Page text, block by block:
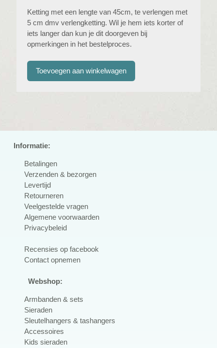
Ketting met een lengte van 45cm, te verlengen met
5 cm dmv verlengketting. Wil je hem iets korter of
iets langer dan kun je dit doorgeven bij
opmerkingen in het bestelproces.
Informatie:
Betalingen
Verzenden & bezorgen
Levertijd
Retourneren
Veelgestelde vragen
Algemene voorwaarden
Privacybeleid
Recensies op facebook
Contact opnemen
Webshop:
Armbanden & sets
Sieraden
Sleutelhangers & tashangers
Accessoires
Kids sieraden